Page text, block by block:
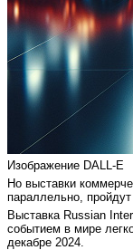
Изображение DALL-E
Но выставки
параллельно,
Выставка Russian
событием в мире
декабре 2024.